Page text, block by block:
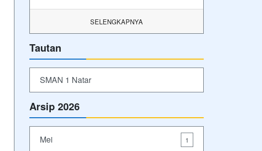
SELENGKAPNYA
Tautan
SMAN 1 Natar
Arsip 2026
Mei 1